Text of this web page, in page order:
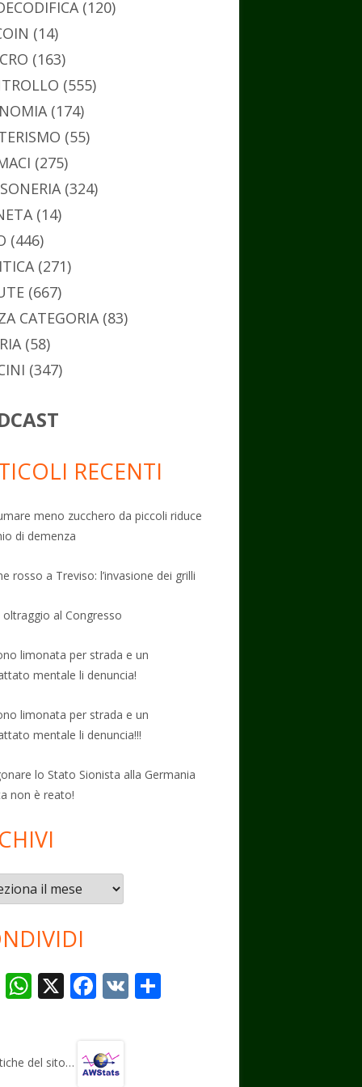
(120)
(14)
(163)
(555)
(174)
(55)
(275)
(324)
(14)
(446)
(271)
(667)
CATEGORIA(83)
(58)
(347)
RECENTI
meno zucchero da piccoli riduce
di demenza
rosso a Treviso: l’invasione dei grilli
oltraggio al Congresso
limonata per strada e un
mentale li denuncia!
limonata per strada e un
mentale li denuncia!!!
lo Stato Sionista alla Germania
non è reato!
T
gr
W
s
X F
b
V
del sito…